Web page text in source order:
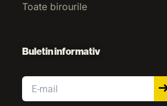
Toate birourile
Buletin informativ
Email